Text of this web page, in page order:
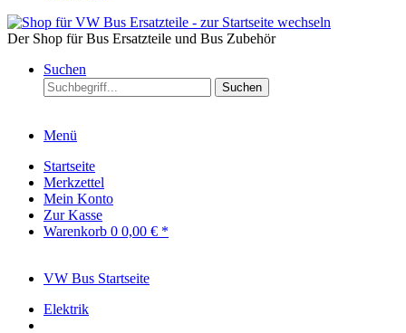
Der Shop für Bus Ersatzteile und Bus Zubehör
Suchen
Suchen
Menü
Startseite
Merkzettel
Mein Konto
Zur Kasse
Warenkorb 0 0,00 € *
VW Bus Startseite
Elektrik